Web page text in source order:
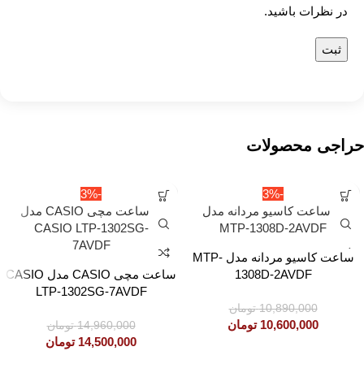
در نظرات باشید.
حراجی محصولات
-3%
ساعت کاسیو مردانه مدل MTP-
1308D-2AVDF
10,890,000 تومان
10,600,000 تومان
-3%
ساعت مچی CASIO مدل CASIO
LTP-1302SG-7AVDF
14,960,000 تومان
14,500,000 تومان